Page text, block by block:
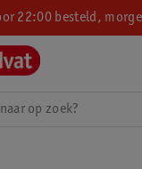
22:00 besteld,